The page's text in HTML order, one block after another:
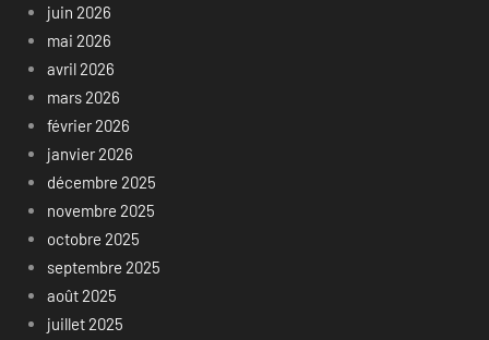
juin 2026
mai 2026
avril 2026
mars 2026
février 2026
janvier 2026
décembre 2025
novembre 2025
octobre 2025
septembre 2025
août 2025
juillet 2025